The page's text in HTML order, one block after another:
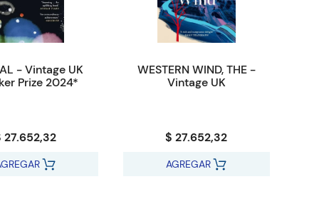
- Vintage UK
Prize 2024*
27.652,32
WESTERN WIND, THE -
Vintage UK
$ 27.652,32
AGREGAR